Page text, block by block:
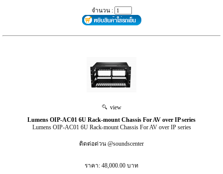
จำนวน :
view
Lumens OIP-AC01 6U Rack-mount Chassis For AV over IP series
Lumens OIP-AC01 6U Rack-mount Chassis For AV over IP series
ติดต่อด่วน @soundscenter
ราคา: 48,000.00 บาท